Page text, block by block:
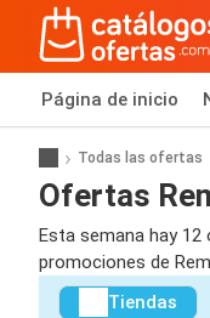
Página de inicio
Todas las ofertas
Ofertas
Esta semana hay
promociones de
Tiendas